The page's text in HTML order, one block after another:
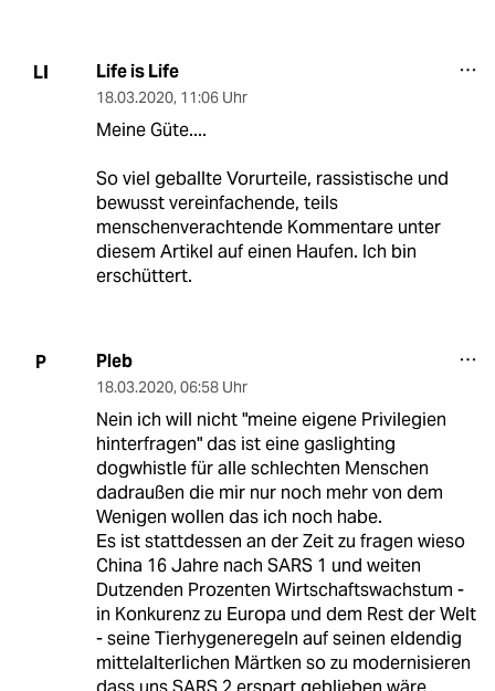
LI Life is Life
18.03.2020, 11:06 Uhr
Meine Güte....
So viel geballte Vorurteile, rassistische und
bewusst vereinfachende, teils
menschenverachtende Kommentare unter
diesem Artikel auf einen Haufen. Ich bin
erschüttert.
P Pleb
18.03.2020, 06:58 Uhr
Nein ich will nicht "meine eigene Privilegien
hinterfragen" das ist eine gaslighting
dogwhistle für alle schlechten Menschen
dadraußen die mir nur noch mehr von dem
Wenigen wollen das ich noch habe.
Es ist stattdessen an der Zeit zu fragen wieso
China 16 Jahre nach SARS 1 und weiten
Dutzenden Prozenten Wirtschaftswachstum -
in Konkurenz zu Europa und dem Rest der Welt
- seine Tierhygeneregeln auf seinen eldendig
mittelalterlichen Märtken so zu modernisieren